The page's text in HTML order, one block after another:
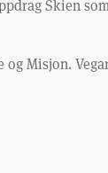
Skien
Misjon.